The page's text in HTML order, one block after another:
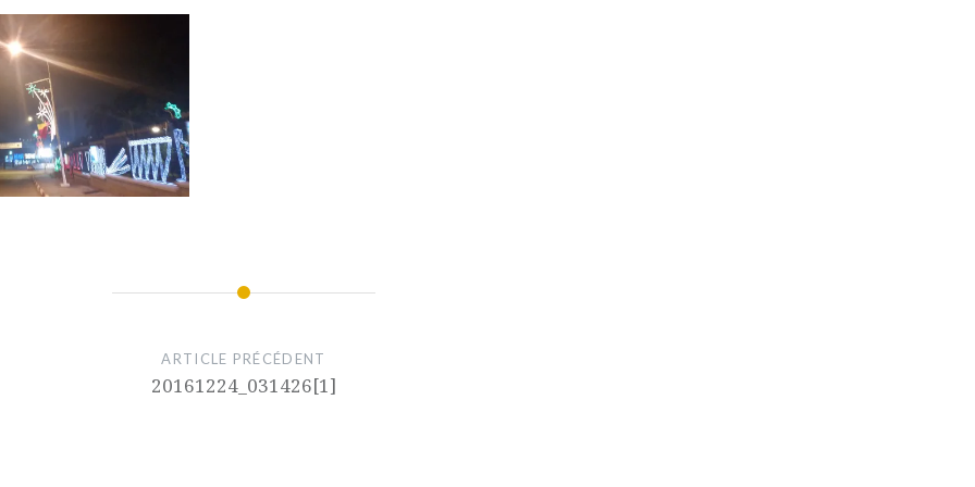
ARTICLE PRÉCÉDENT
20161224_031426[1]